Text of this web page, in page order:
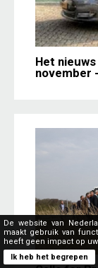
Het
november
De website van
maakt gebruik van
heeft geen impact op uw
Ik heb het begrepen